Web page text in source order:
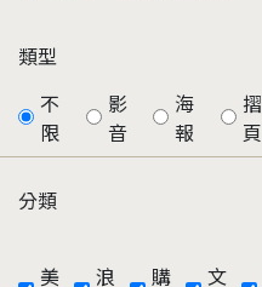
類型
不
限
影
音
海
報
摺
頁
分類
美
浪
購
文